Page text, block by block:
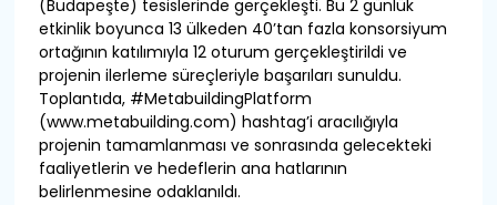
(Budapeşte) tesislerinde gerçekleşti. Bu 2 günlük
etkinlik boyunca 13 ülkeden 40’tan fazla konsorsiyum
ortağının katılımıyla 12 oturum gerçekleştirildi ve
projenin ilerleme süreçleriyle başarıları sunuldu.
Toplantıda, #MetabuildingPlatform
(www.metabuilding.com) hashtag’i aracılığıyla
projenin tamamlanması ve sonrasında gelecekteki
faaliyetlerin ve hedeflerin ana hatlarının
belirlenmesine odaklanıldı.